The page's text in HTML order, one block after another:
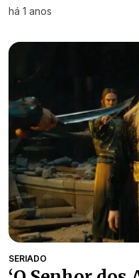
há 1 anos
SERIADO